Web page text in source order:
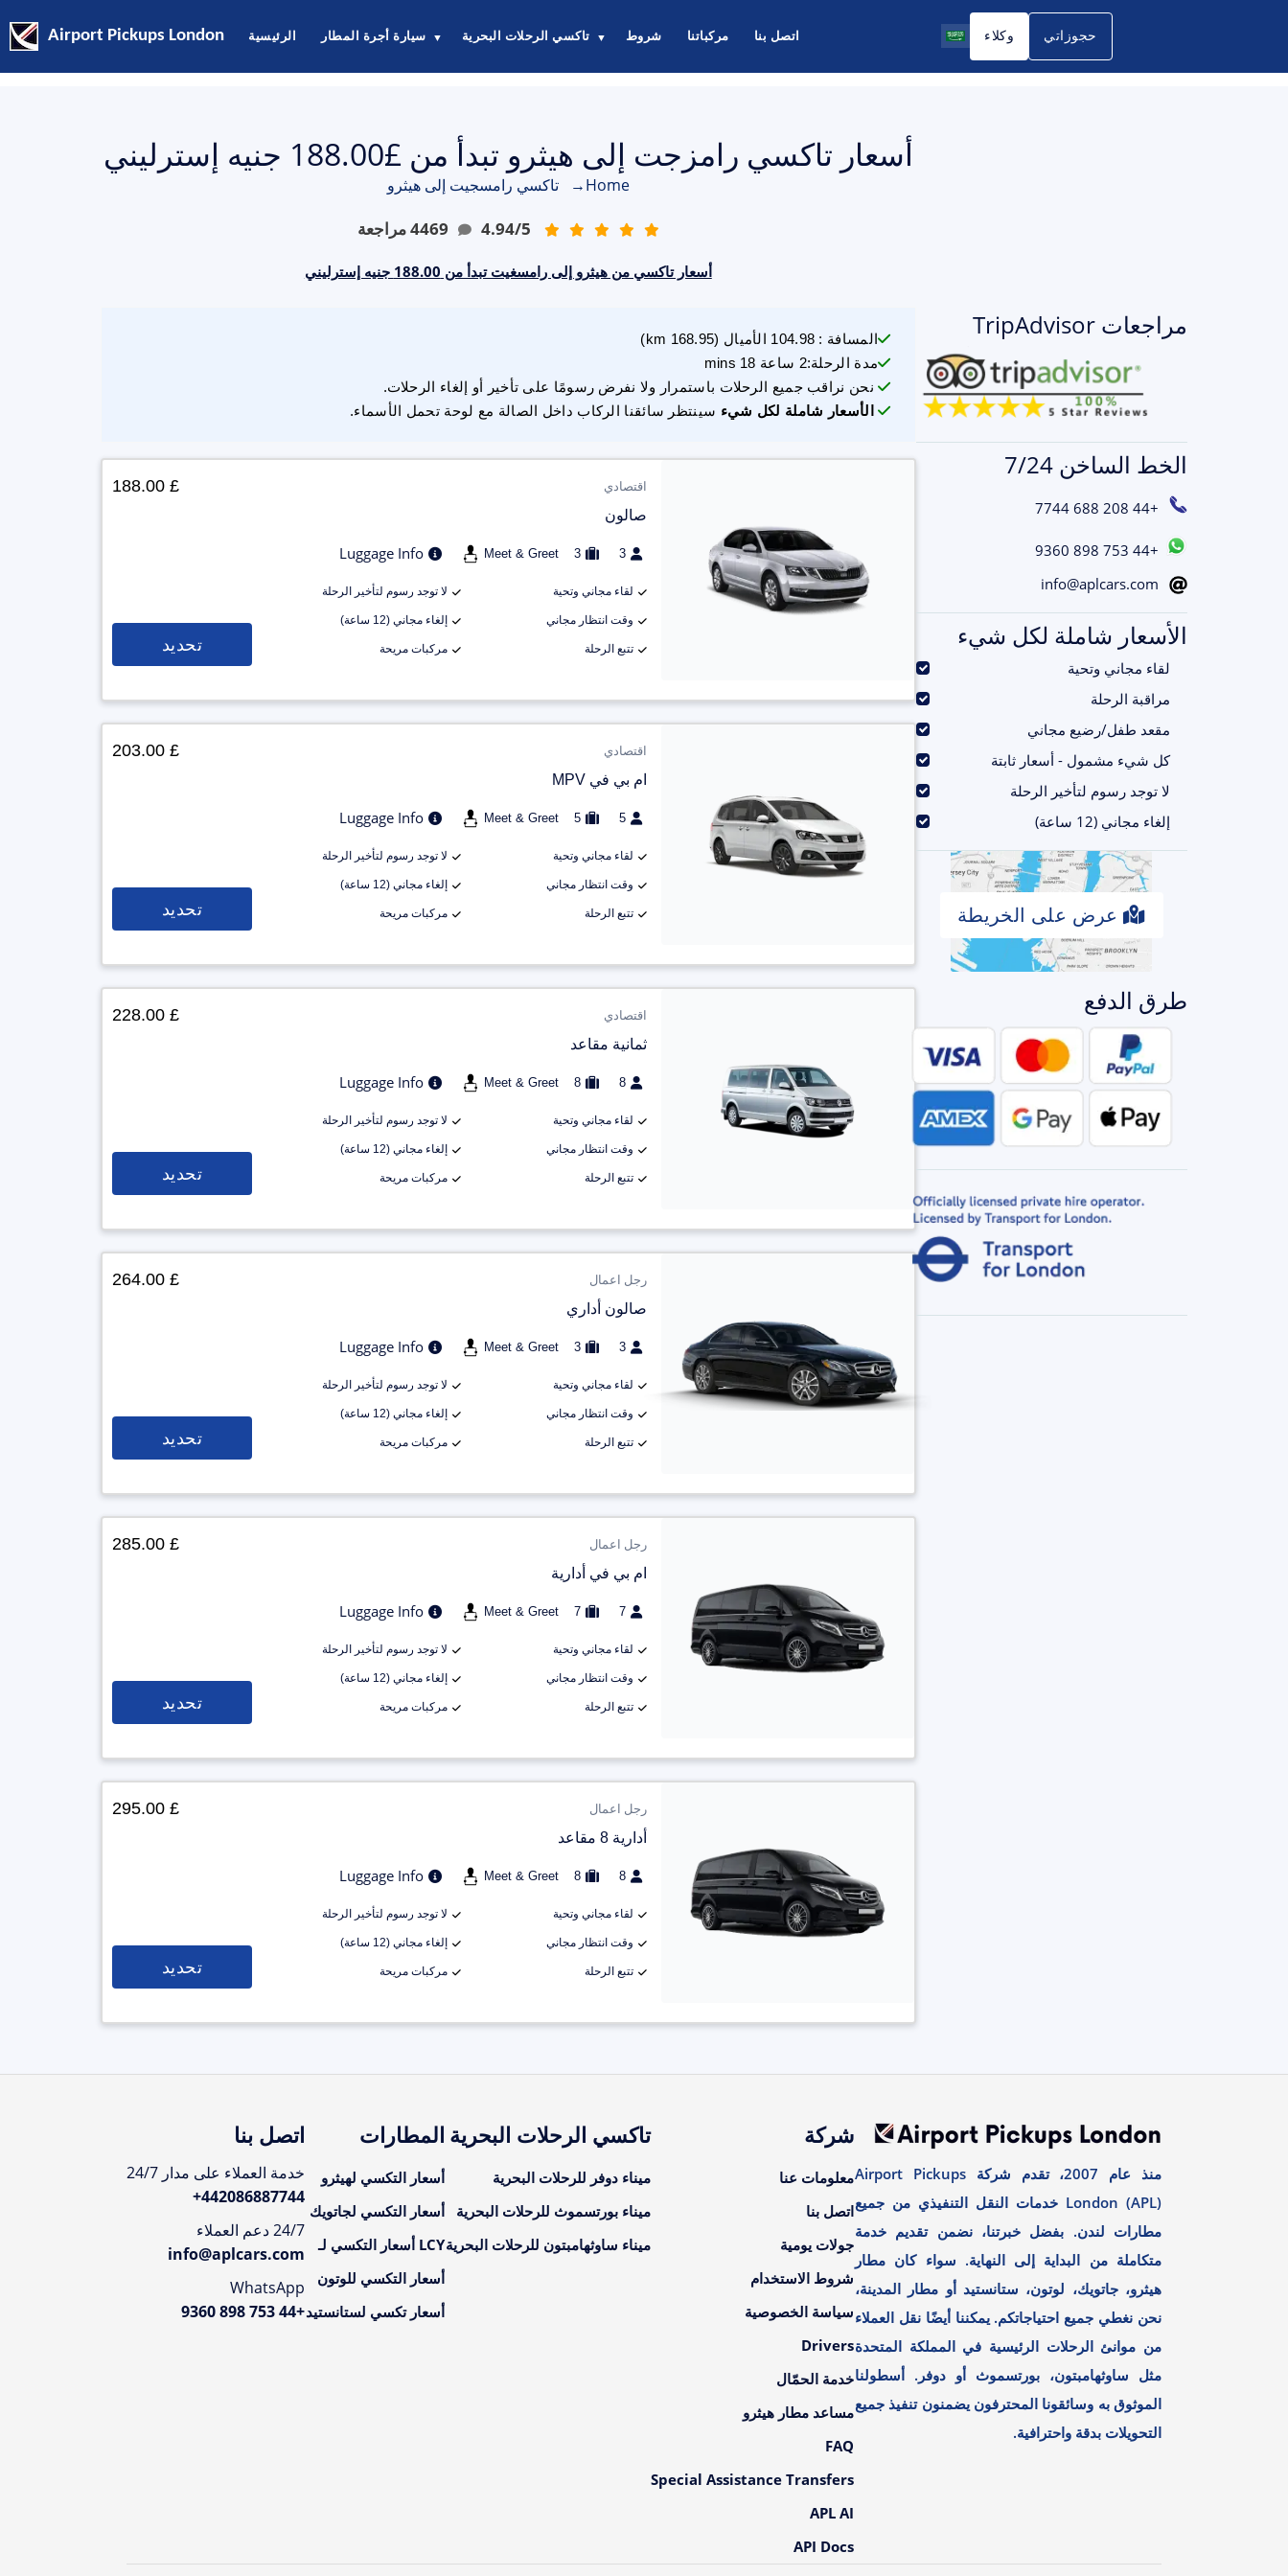
Airport Pickups London الرئيسية سيارة أجرة المطار ▼ تاكسي الرحلات البحرية ▼ شروط مركباتنا اتصل بنا وكلاء حجوزاتي
مراجعات TripAdvisor
الخط الساخن 7/24
+44 208 688 7744
+44 753 898 9360
info@aplcars.com
الأسعار شاملة لكل شيء
لقاء مجاني وتحية
مراقبة الرحلة
مقعد طفل/رضيع مجاني
كل شيء مشمول - أسعار ثابتة
لا توجد رسوم لتأخير الرحلة
إلغاء مجاني (12 ساعة)
عرض على الخريطة
طرق الدفع
أسعار تاكسي رامزجت إلى هيثرو تبدأ من £188.00 جنيه إسترليني
Home
→ تاكسي رامسجيت إلى هيثرو
4.94/5
4469مراجعة
أسعار تاكسي من هيثرو إلى رامسغيت تبدأ من 188.00 جنيه إسترليني
المسافة :
104.98 الأميال (
168.95
مدة الرحلة:2 ساعة 18 mins
نحن نراقب جميع الرحلات باستمرار ولا نفرض رسومًا على تأخير أو إلغاء الرحلات.
الأسعار شاملة لكل شيء سينتظر سائقنا الركاب داخل الصالة مع لوحة تحمل الأسماء.
اقتصادي
صالون
3
3
Meet & Greet
Luggage Info
لقاء مجاني وتحية لا توجد رسوم لتأخير الرحلة
وقت انتظار مجاني إلغاء مجاني (12 ساعة)
تتبع الرحلة مركبات مريحة
£ 188.00
تحديد
اقتصادي
ام بي في MPV
5
5
Meet & Greet
Luggage Info
لقاء مجاني وتحية لا توجد رسوم لتأخير الرحلة
وقت انتظار مجاني إلغاء مجاني (12 ساعة)
تتبع الرحلة مركبات مريحة
£ 203.00
تحديد
اقتصادي
ثمانية مقاعد
8
8
Meet & Greet
Luggage Info
لقاء مجاني وتحية لا توجد رسوم لتأخير الرحلة
وقت انتظار مجاني إلغاء مجاني (12 ساعة)
تتبع الرحلة مركبات مريحة
£ 228.00
تحديد
رجل اعمال
صالون أداري
3
3
Meet & Greet
Luggage Info
لقاء مجاني وتحية لا توجد رسوم لتأخير الرحلة
وقت انتظار مجاني إلغاء مجاني (12 ساعة)
تتبع الرحلة مركبات مريحة
£ 264.00
تحديد
رجل اعمال
ام بي في أدارية
7
7
Meet & Greet
Luggage Info
لقاء مجاني وتحية لا توجد رسوم لتأخير الرحلة
وقت انتظار مجاني إلغاء مجاني (12 ساعة)
تتبع الرحلة مركبات مريحة
£ 285.00
تحديد
رجل اعمال
أدارية 8 مقاعد
8
8
Meet & Greet
Luggage Info
لقاء مجاني وتحية لا توجد رسوم لتأخير الرحلة
وقت انتظار مجاني إلغاء مجاني (12 ساعة)
تتبع الرحلة مركبات مريحة
£ 295.00
تحديد
منذ عام 2007، تقدم شركة Airport Pickups
London (APL) خدمات النقل التنفيذي من جميع
مطارات لندن. بفضل خبرتنا، نضمن تقديم خدمة
متكاملة من البداية إلى النهاية. سواء كان مطار
هيثرو، جاتويك، لوتون، ستانستيد أو مطار المدينة،
نحن نغطي جميع احتياجاتكم. يمكننا أيضًا نقل العملاء
من موانئ الرحلات الرئيسية في المملكة المتحدة
مثل ساوثهامبتون، بورتسموث أو دوفر. أسطولنا
الموثوق به وسائقونا المحترفون يضمنون تنفيذ جميع
التحويلات بدقة واحترافية.
شركة
معلومات عنا
اتصل بنا
جولات يومية
شروط الاستخدام
سياسة الخصوصية
Drivers
خدمة الحمّال
مساعد مطار هيثرو
FAQ
Special Assistance Transfers
APL AI
API Docs
تاكسي الرحلات البحرية
ميناء دوفر للرحلات البحرية
ميناء بورتسموث للرحلات البحرية
ميناء ساوثهامبتون للرحلات البحرية
المطارات
أسعار التكسي لهيثرو
أسعار التكسي لجاتويك
LCY أسعار التكسي لـ
أسعار التكسي للوتون
أسعار تكسي لستانستيد
اتصل بنا
خدمة العملاء على مدار 24/7
+442086887744
24/7 دعم العملاء
info@aplcars.com
WhatsApp
+44 753 898 9360